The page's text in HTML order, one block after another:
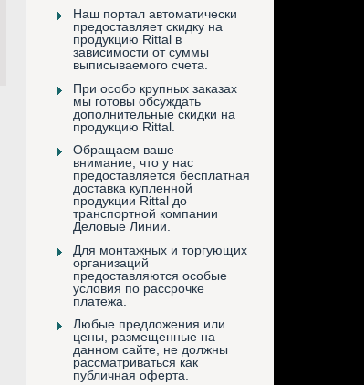
Наш портал автоматически
предоставляет скидку на
продукцию Rittal в
зависимости от суммы
выписываемого счета.
При особо крупных заказах
мы готовы обсуждать
дополнительные скидки на
продукцию Rittal.
Обращаем ваше
внимание, что у нас
предоставляется бесплатная
доставка купленной
продукции Rittal до
транспортной компании
Деловые Линии.
Для монтажных и торгующих
организаций
предоставляются особые
условия по рассрочке
платежа.
Любые предложения или
цены, размещенные на
данном сайте, не должны
рассматриваться как
публичная оферта.